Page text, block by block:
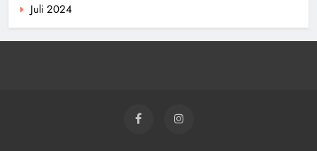
Juli 2024